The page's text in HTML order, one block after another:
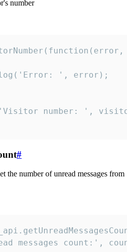
number
', error);
number: ',
#
the number of unread messages from
messages count:',